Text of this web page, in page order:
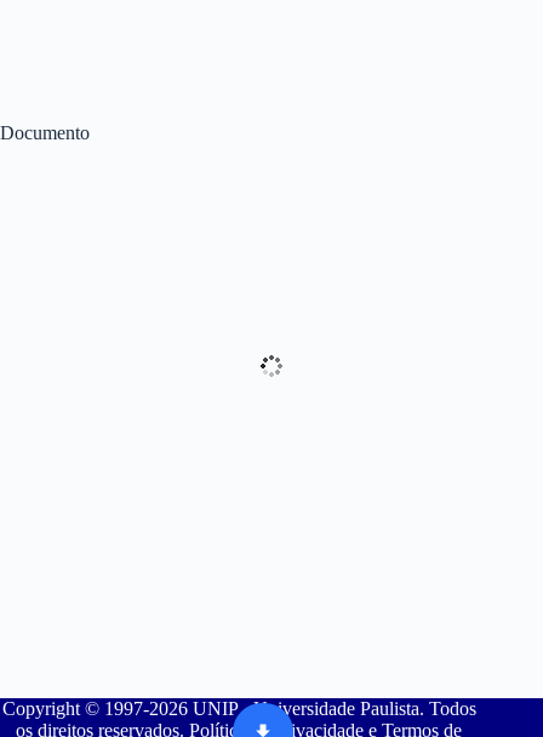
Documento
Copyright © 1997-2026 UNIP - Universidade Paulista. Todos
os direitos reservados. Política de Privacidade e Termos de